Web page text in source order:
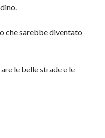
che sarebbe diventato
le belle strade e le